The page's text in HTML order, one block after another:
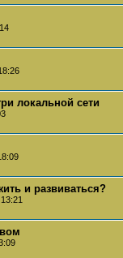
локальной сети
и развиваться?